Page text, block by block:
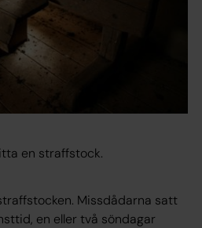
en straffstock.
Missdådarna satt
en eller två söndagar